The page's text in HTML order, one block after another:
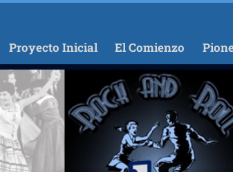
Proyecto Inicial El Comienzo